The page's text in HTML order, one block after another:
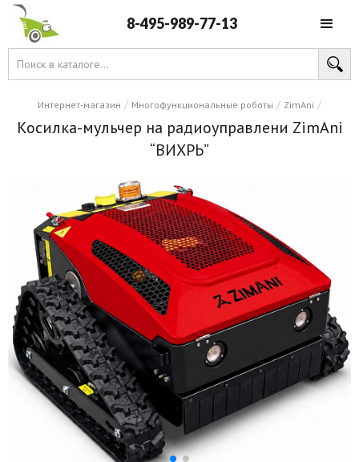
8-495-989-77-13
Интернет-магазин / Многофункциональные роботы / ZimAni /
Косилка-мульчер на радиоуправлени ZimAni
“ВИХРЬ”